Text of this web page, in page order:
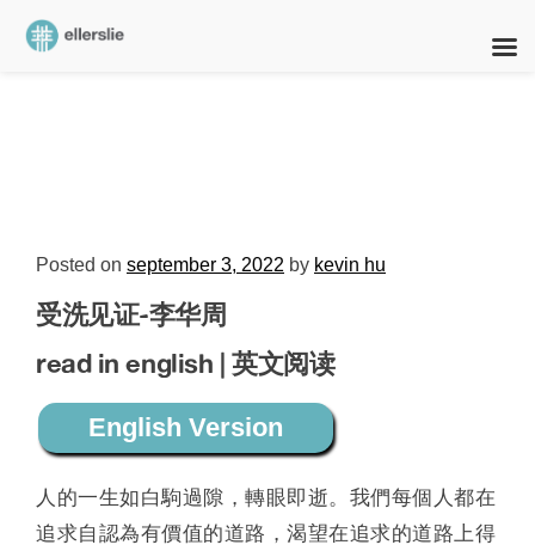
Posted on september 3, 2022 by kevin hu
受洗见证-李华周
read in english | 英文阅读
English Version
人的一生如白駒過隙，轉眼即逝。我們每個人都在
追求自認為有價值的道路，渴望在追求的道路上得